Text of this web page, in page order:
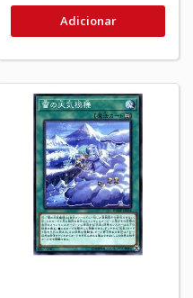
Adicionar